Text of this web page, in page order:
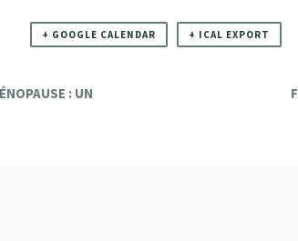
+ GOOGLE CALENDAR + ICAL EXPORT
: UN